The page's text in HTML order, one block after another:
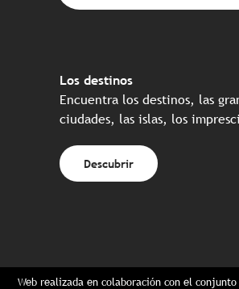
Los destinos
Encuentra los destinos, las
ciudades, las islas, los
Descubrir
Web realizada en colaboración con el